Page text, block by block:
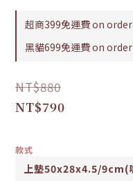
超商399免運費 on order
黑貓699免運費 on order
NT$880
NT$790
款式